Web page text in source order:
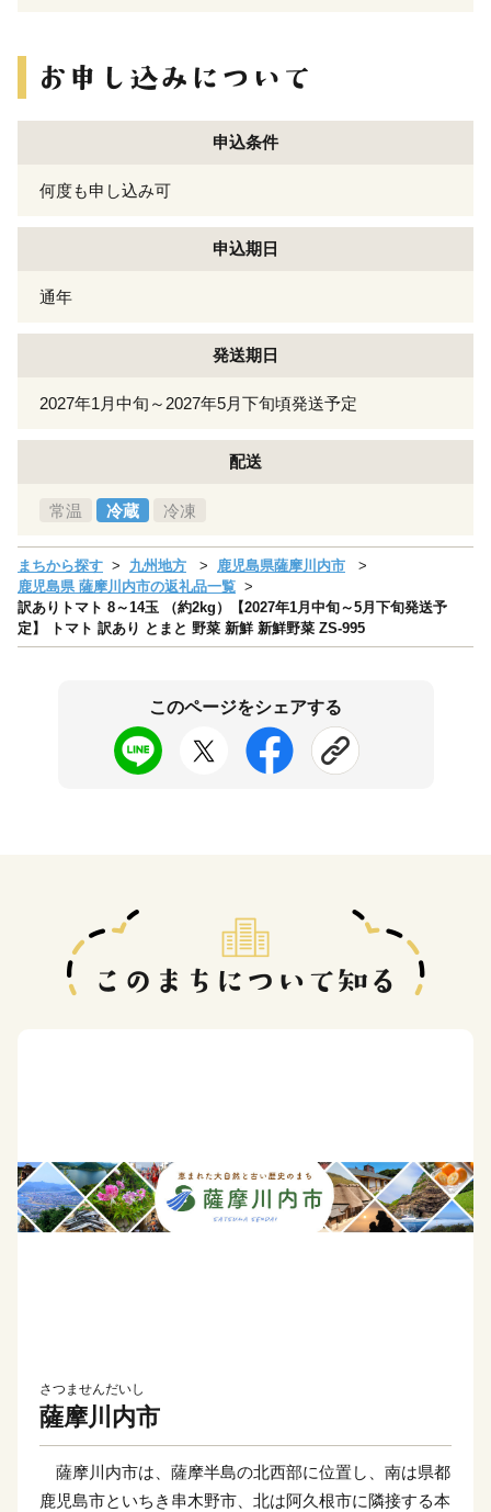
申込条件
何度も申し込み可
申込期日
通年
発送期日
2027年1月中旬～2027年5月下旬頃発送予定
配送
常温 冷蔵 冷凍
まちから探す 九州地方
鹿児島県薩摩川内市
鹿児島県 薩摩川内市の返礼品一覧
訳ありトマト 8～14玉 （約2kg）【2027年1月中旬～5月下旬発送予
定】 トマト 訳あり とまと 野菜 新鮮 新鮮野菜 ZS-995
このページをシェアする
さつませんだいし
薩摩川内市
薩摩川内市は、薩摩半島の北西部に位置し、南は県都
鹿児島市といちき串木野市、北は阿久根市に隣接する本